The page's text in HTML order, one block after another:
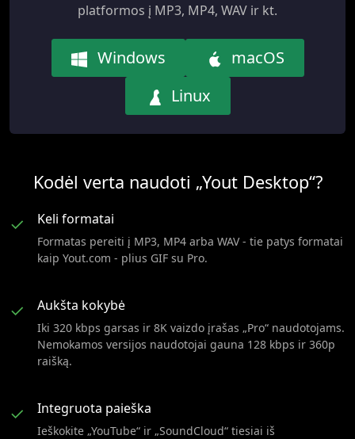
platformos į MP3, MP4, WAV ir kt.
Windows
macOS
Linux
Kodėl verta naudoti „Yout Desktop“?
✓
Keli formatai
Formatas pereiti į MP3, MP4 arba WAV - tie patys formatai
kaip Yout.com - plius GIF su Pro.
✓ Aukšta kokybė
Iki 320 kbps garsas ir 8K vaizdo įrašas „Pro“ naudotojams.
Nemokamos versijos naudotojai gauna 128 kbps ir 360p
raišką.
✓ Integruota paieška
Ieškokite „YouTube“ ir „SoundCloud“ tiesiai iš